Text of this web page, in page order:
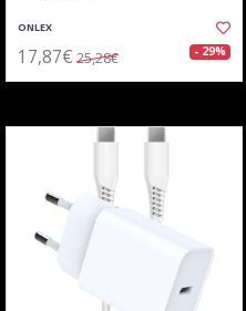
ONLEX
17,87€ 25,28€ - 29%